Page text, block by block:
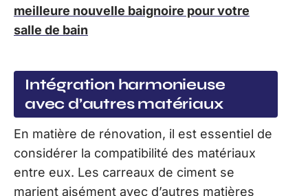
meilleure nouvelle baignoire pour votre
salle de bain
Intégration harmonieuse
avec d’autres matériaux
En matière de rénovation, il est essentiel de
considérer la compatibilité des matériaux
entre eux. Les carreaux de ciment se
marient aisément avec d’autres matières